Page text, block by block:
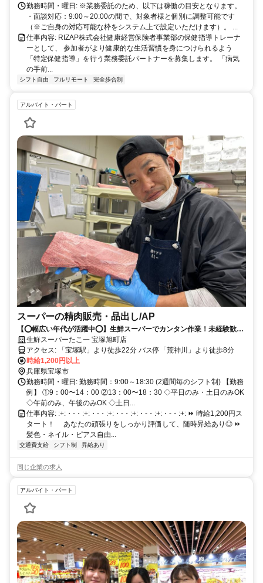
に。充実のサポート体制で、安心の在宅ワークを始めませんか？
勤務時間・曜日: ※業務委託のため、以下は稼働の目安となります。
・面談対応：9:00～20:00の間で、対象者様と個別に調整可能です
（※ご自身の対応可能な枠をシステム上で設定いただけます）。 ...
仕事内容: RIZAP株式会社健康経営保険者事業部の保健指導トレーナ
ーとして、 参加者がより健康的な生活習慣を身につけられるよう
「特定保健指導」を行う業務委託パートナーを募集します。 「病気
の手前...
シフト自由 フルリモート 完全歩合制
アルバイト・パート
スーパーの精肉販売・品出し/AP
【⭕️幅広い年代が活躍中⭕️】生鮮スーパーでカンタン作業！未経験歓迎
⭐柔軟シフトで働きやすさもバツグン♪
生鮮スーパーたこ一 宝塚旭町店
アクセス: 「宝塚駅」より徒歩22分 バス停「荒神川」より徒歩8分
時給1,200円以上
兵庫県宝塚市
勤務時間・曜日: 勤務時間：9:00～18:30 (2週間毎のシフト制) 【勤務
例】 ①9：00〜14：00 ②13：00〜18：30 ◇平日のみ・土日のみOK
◇午前のみ、午後のみOK ◇土日...
仕事内容: :+:・-・:+:・-・:+:・-・:+:・-・:+:・-・:+: ⏩️ 時給1,200円ス
タート！ あなたの頑張りをしっかり評価して、随時昇給あり◎ ⏩️
髪色・ネイル・ピアス自由...
交通費支給 シフト制 昇給あり
同じ企業の求人
アルバイト・パート